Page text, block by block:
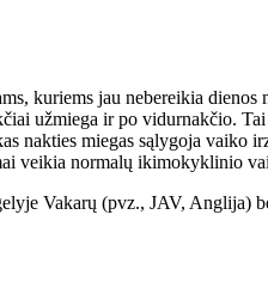
kuriems jau nebereikia
užmiega ir po vidurnakčio.
nakties miegas sąlygoja vaiko
veikia normalų ikimokyklinio
Vakarų (pvz., JAV,